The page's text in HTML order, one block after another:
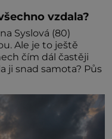
vzdala?
Syslová (80)
Ale je to ještě
čím dál častěji
Dohnala ji snad samota? Půs